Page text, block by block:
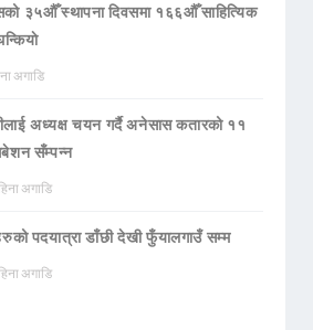
३५औँ स्थापना दिवसमा १६६औँ साहित्यिक
अगाडि
अध्यक्ष चयन गर्दै अनेसास कतारको ११
सँम्पन्न
अगाडि
पदयात्रा डाँछी देखी फुँयालगाउँ सम्म
अगाडि